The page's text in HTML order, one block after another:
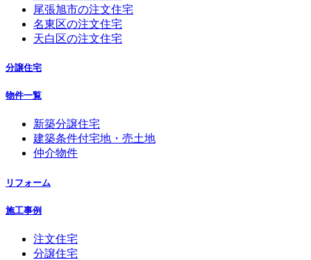
尾張旭市の注文住宅
名東区の注文住宅
天白区の注文住宅
分譲住宅
物件一覧
新築分譲住宅
建築条件付宅地・売土地
仲介物件
リフォーム
施工事例
注文住宅
分譲住宅